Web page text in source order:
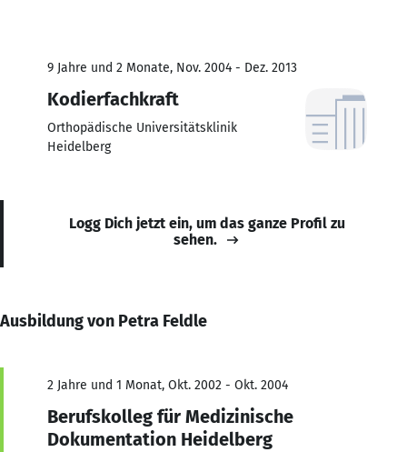
9 Jahre und 2 Monate, Nov. 2004 - Dez. 2013
Kodierfachkraft
Orthopädische Universitätsklinik
Heidelberg
Logg Dich jetzt ein, um das ganze Profil zu
sehen.
Ausbildung von Petra Feldle
2 Jahre und 1 Monat, Okt. 2002 - Okt. 2004
Berufskolleg für Medizinische
Dokumentation Heidelberg